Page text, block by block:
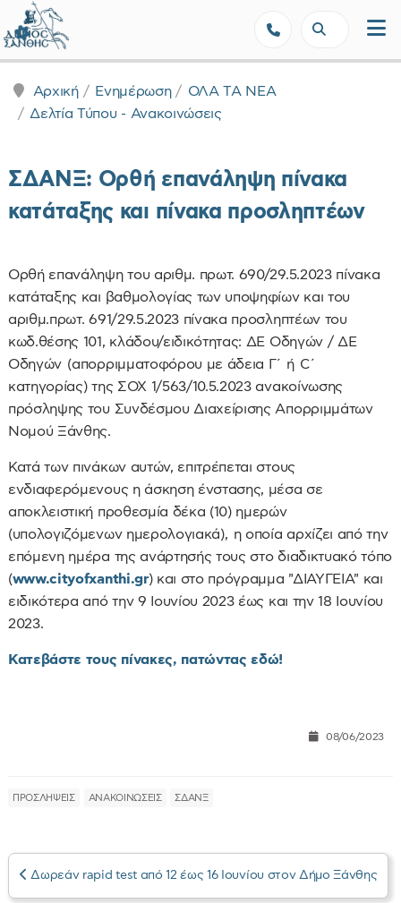
Αρχική Ενημέρωση
ΟΛΑ ΤΑ ΝΕΑ
Δελτία Τύπου - Ανακοινώσεις
ΣΔΑΝΞ: Ορθή επανάληψη πίνακα
κατάταξης και πίνακα προσληπτέων
Oρθή επανάληψη του αριθμ. πρωτ. 690/29.5.2023 πίνακα
κατάταξης και βαθμολογίας των υποψηφίων και του
αριθμ.πρωτ. 691/29.5.2023 πίνακα προσληπτέων του
κωδ.θέσης 101, κλάδου/ειδικότητας: ΔΕ Οδηγών / ΔΕ
Οδηγών (απορριμματοφόρου με άδεια Γ΄ ή C΄
κατηγορίας) της ΣΟΧ 1/563/10.5.2023 ανακοίνωσης
πρόσληψης του Συνδέσμου Διαχείρισης Απορριμμάτων
Νομού Ξάνθης.
Κατά των πινάκων αυτών, επιτρέπεται στους
ενδιαφερόμενους η άσκηση ένστασης, μέσα σε
αποκλειστική προθεσμία δέκα (10) ημερών
(υπολογιζόμενων ημερολογιακά), η οποία αρχίζει από την
επόμενη ημέρα της ανάρτησής τους στο διαδικτυακό τόπο
(www.cityofxanthi.gr) και στο πρόγραμμα "ΔΙΑΥΓΕΙΑ" και
ειδικότερα από την 9 Ιουνίου 2023 έως και την 18 Ιουνίου
2023.
Κατεβάστε τους πίνακες, πατώντας εδώ!
08/06/2023
ΠΡΟΣΛΗΨΕΙΣ ΑΝΑΚΟΙΝΩΣΕΙΣ ΣΔΑΝΞ
Δωρεάν rapid test από 12 έως 16 Ιουνίου στον Δήμο Ξάνθης